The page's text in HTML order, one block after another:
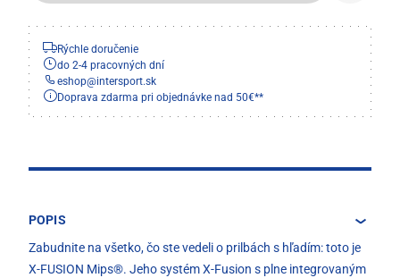
Rýchle doručenie
do 2-4 pracovných dní
eshop@intersport.sk
Doprava zdarma pri objednávke nad 50€**
POPIS
Zabudnite na všetko, čo ste vedeli o prilbách s hľadím: toto je
X-FUSION Mips®. Jeho systém X-Fusion s plne integrovaným